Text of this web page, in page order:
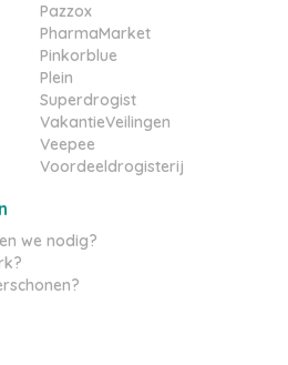
Pazzox
PharmaMarket
Pinkorblue
Plein
Superdrogist
VakantieVeilingen
Veepee
Voordeeldrogisterij
we nodig?